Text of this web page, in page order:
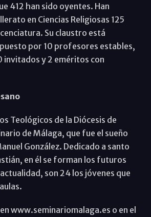
412 han sido oyentes. Han
en Ciencias Religiosas 125
Su claustro está
por 10 profesores estables,
invitados y 2 eméritos con
Teológicos de la Diócesis de
de Málaga, que fue el sueño
González. Dedicado a santo
en él se forman los futuros
son 24 los jóvenes que
www.seminariomalaga.es o en el